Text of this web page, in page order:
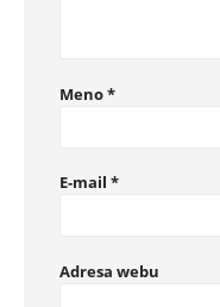
Meno*
E-mail *
Adresa webu